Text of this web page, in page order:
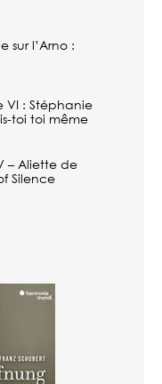
sur l’Arno :
VI : Stéphanie
toi toi même
– Aliette de
Silence